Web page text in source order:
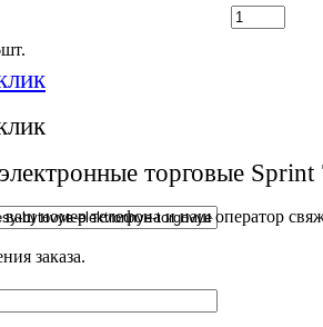
торговые Sprint
номер телефона и наш оператор
заказа.